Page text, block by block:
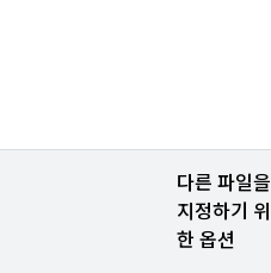
다른 파일을
지정하기 위
한 옵션